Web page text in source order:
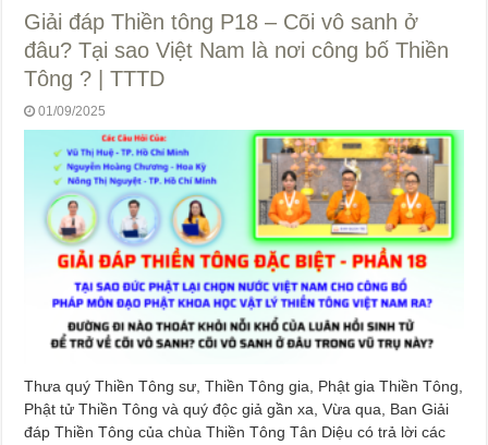
Giải đáp Thiền tông P18 – Cõi vô sanh ở
đâu? Tại sao Việt Nam là nơi công bố Thiền
Tông ? | TTTD
01/09/2025
Thưa quý Thiền Tông sư, Thiền Tông gia, Phật gia Thiền Tông,
Phật tử Thiền Tông và quý độc giả gần xa, Vừa qua, Ban Giải
đáp Thiền Tông của chùa Thiền Tông Tân Diệu có trả lời các